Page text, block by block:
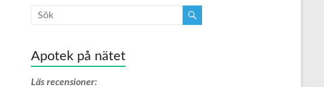
Apotek på nätet
Läs recensioner: